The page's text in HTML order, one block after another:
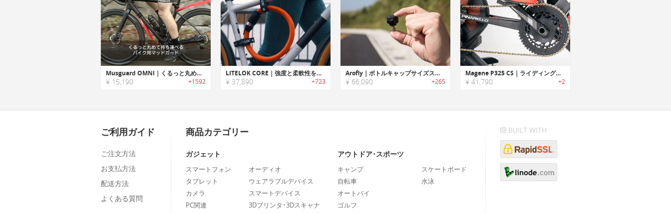
Musguard OMNI｜くるっと丸めて持ち運べるバイク用マッドガード「ムスガードオムニ」
¥ 15,190 +1592
LITELOK CORE｜強度と柔軟性を兼ね備えたバイク用タフフレキシブルロック「ライトロックコア」
¥ 37,890 +723
Arofly｜ボトルキャップサイズスマートサイクリングパワーメーター「エアロフライ」
¥ 66,090 +265
Magene P325 CS｜ライディングを分析するデュアルサイドパワーメーター
¥ 41,790 +2
ご利用ガイド
ご注文方法
お支払方法
配送方法
よくある質問
商品カテゴリー
ガジェット
スマートフォン
タブレット
カメラ
PC関連
オーディオ
ウェアラブルデバイス
スマートデバイス
3Dプリンタ･3Dスキャナ
アウトドア･スポーツ
キャンプ
自転車
オートバイ
ゴルフ
スケートボード
水泳
BUILT WITH